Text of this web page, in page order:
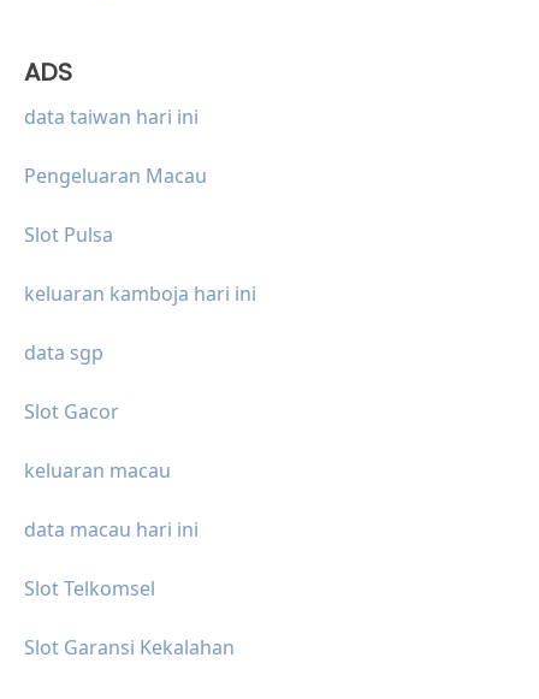
ADS
data taiwan hari ini
Pengeluaran Macau
Slot Pulsa
keluaran kamboja hari ini
data sgp
Slot Gacor
keluaran macau
data macau hari ini
Slot Telkomsel
Slot Garansi Kekalahan